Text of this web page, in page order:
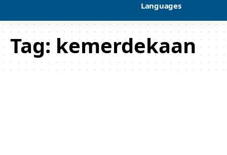
Languages
Tag: kemerdekaan